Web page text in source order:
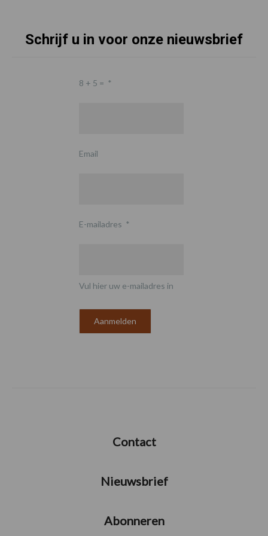
Schrijf u in voor onze nieuwsbrief
8 + 5 = *
Email
E-mailadres *
Vul hier uw e-mailadres in
Contact
Nieuwsbrief
Abonneren